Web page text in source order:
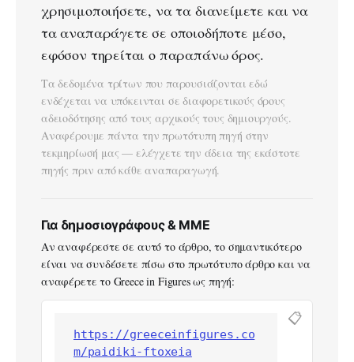
χρησιμοποιήσετε, να τα διανείμετε και να
τα αναπαράγετε σε οποιοδήποτε μέσο,
εφόσον τηρείται ο παραπάνω όρος.
Τα δεδομένα τρίτων που παρουσιάζονται εδώ
ενδέχεται να υπόκεινται σε διαφορετικούς όρους
αδειοδότησης από τους αρχικούς τους δημιουργούς.
Αναφέρουμε πάντα την πρωτότυπη πηγή στην
τεκμηρίωσή μας — ελέγχετε την άδεια της εκάστοτε
πηγής πριν από κάθε αναπαραγωγή.
Για δημοσιογράφους & ΜΜΕ
Αν αναφέρεστε σε αυτό το άρθρο, το σημαντικότερο
είναι να συνδέσετε πίσω στο πρωτότυπο άρθρο και να
αναφέρετε το Greece in Figures ως πηγή:
https://greeceinfigures.co
m/paidiki-ftoxeia
📋